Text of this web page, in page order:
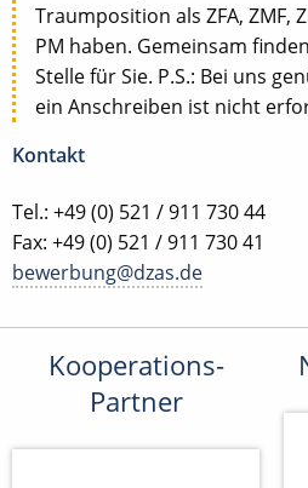
Traumposition als ZFA, ZMF,
PM haben. Gemeinsam
Stelle für Sie. P.S.: Bei uns
ein Anschreiben ist nicht
Kontakt
Tel.: +49 (0) 521 / 911 730 44
Fax: +49 (0) 521 / 911 730 41
bewerbung@dzas.de
Kooperations-
Partner